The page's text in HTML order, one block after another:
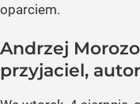
oparciem.
Andrzej
przyjaciel,